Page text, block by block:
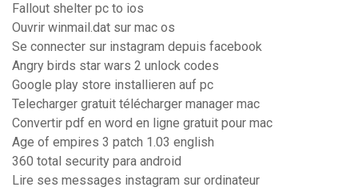
Fallout shelter pc to ios
Ouvrir winmail.dat sur mac os
Se connecter sur instagram depuis facebook
Angry birds star wars 2 unlock codes
Google play store installieren auf pc
Telecharger gratuit télécharger manager mac
Convertir pdf en word en ligne gratuit pour mac
Age of empires 3 patch 1.03 english
360 total security para android
Lire ses messages instagram sur ordinateur